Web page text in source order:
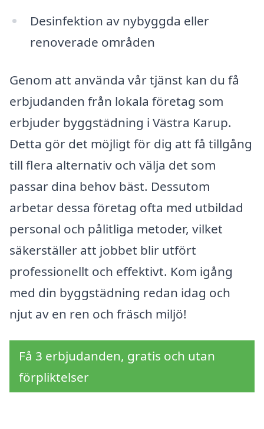
Desinfektion av nybyggda eller
renoverade områden
Genom att använda vår tjänst kan du få
erbjudanden från lokala företag som
erbjuder byggstädning i Västra Karup.
Detta gör det möjligt för dig att få tillgång
till flera alternativ och välja det som
passar dina behov bäst. Dessutom
arbetar dessa företag ofta med utbildad
personal och pålitliga metoder, vilket
säkerställer att jobbet blir utfört
professionellt och effektivt. Kom igång
med din byggstädning redan idag och
njut av en ren och fräsch miljö!
Få 3 erbjudanden, gratis och utan
förpliktelser